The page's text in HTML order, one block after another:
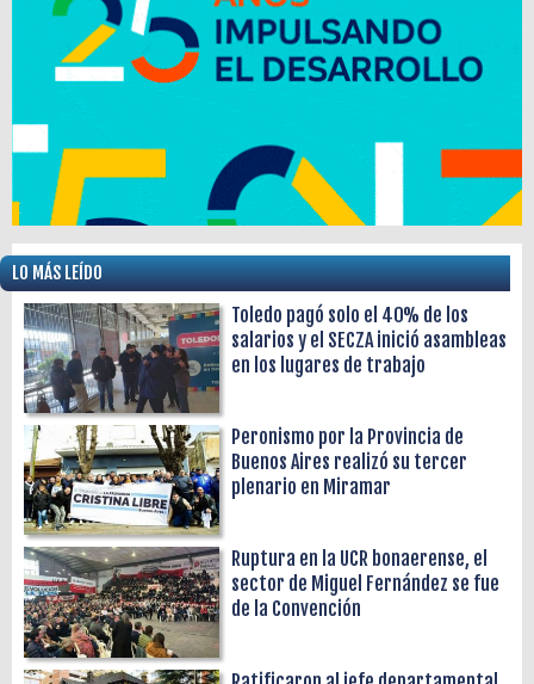
LO MÁS LEÍDO
Toledo pagó solo el 40% de los
salarios y el SECZA inició asambleas
en los lugares de trabajo
Peronismo por la Provincia de
Buenos Aires realizó su tercer
plenario en Miramar
Ruptura en la UCR bonaerense, el
sector de Miguel Fernández se fue
de la Convención